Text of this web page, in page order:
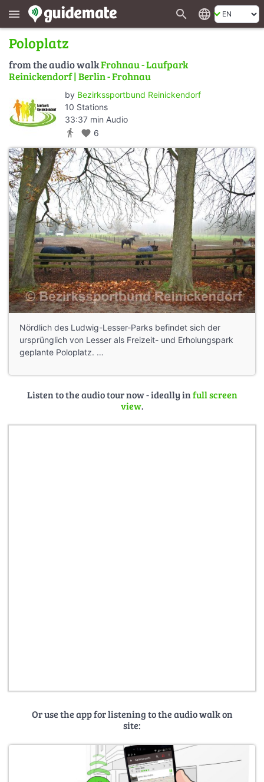
menu search language
Poloplatz
from the audio walkFrohnau - Laufpark
Reinickendorf | Berlin - Frohnau
by Bezirkssportbund Reinickendorf
10 Stations
33:37 min Audio
directions_walk favorite 6
Nördlich des Ludwig-Lesser-Parks befindet sich der
ursprünglich von Lesser als Freizeit- und Erholungspark
geplante Poloplatz. …
Listen to the audio tour now - ideally infull screen
view.
Or use the app for listening to the audio walk on
site: